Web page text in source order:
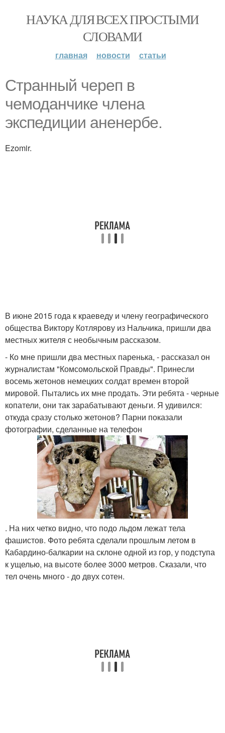
НАУКА ДЛЯ ВСЕХ ПРОСТЫМИ
СЛОВАМИ
главная новости статьи
Странный череп в
чемоданчике члена
экспедиции аненербе.
Ezomir.
В июне 2015 года к краеведу и члену географического
общества Виктору Котлярову из Нальчика, пришли два
местных жителя с необычным рассказом.
- Ко мне пришли два местных паренька, - рассказал он
журналистам "Комсомольской Правды". Принесли
восемь жетонов немецких солдат времен второй
мировой. Пытались их мне продать. Эти ребята - черные
копатели, они так зарабатывают деньги. Я удивился:
откуда сразу столько жетонов? Парни показали
фотографии, сделанные на телефон
. На них четко видно, что подо льдом лежат тела
фашистов. Фото ребята сделали прошлым летом в
Кабардино-балкарии на склоне одной из гор, у подступа
к ущелью, на высоте более 3000 метров. Сказали, что
тел очень много - до двух сотен.